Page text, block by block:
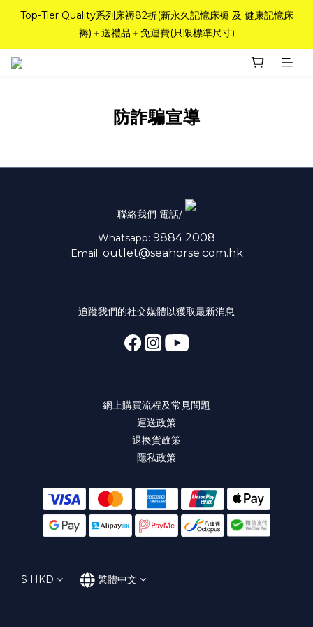
如需訂造特別尺寸床褥，請聯繫海馬牌Outlet客服 WhatsApp
98842008！
Top-Tier Quality系列床褥82折(新永久記憶床褥 及 健康記憶床
褥)＋送禮品＋免運費(只限標準尺寸)
如需訂造特別尺寸床褥，請聯繫海馬牌Outlet客服 WhatsApp
防詐騙宣導
聯絡我們 電話/
Whatsapp: 9884 2008
Email: outlet@seahorse.com.hk
追蹤我們的社交媒體以獲取最新消息
網上購買流程及常見問題
運送政策
退換貨政策
隱私政策
$ HKD 繁體中文